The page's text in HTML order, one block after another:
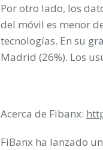
Por otro lado, los
del móvil es menor
tecnologías. En su
Madrid (26%). Los
Acerca de Fibanx:
FiBanx ha lanzado